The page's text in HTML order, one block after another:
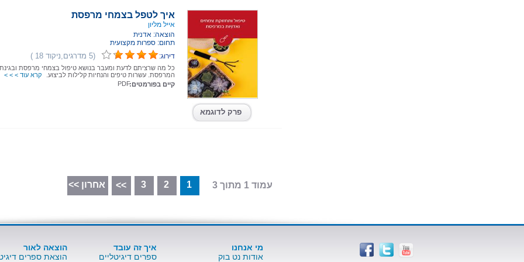
פרק לדוגמא
איך לטפל בצמחי מרפסת
אייל מליון
הוצאה: אדנית
תחום: ספרות מקצועית
דירוג:
(5 מדרגים,ניקוד 18 )
כל מה שרציתם לדעת ומעבר בנושא טיפול בצמחי מרפסת ובגינת
המרפסת. עשרות טיפים והנחיות קלילות לביצוע.
קרא עוד > > >
קיים בפורמטים:PDF
עמוד 1 מתוך 3 1
2
3
>> אחרון >>
מי אנחנו
אודות נט בוק
איך זה עובד
ספרים דיגיטליים
הוצאה לאור
הוצאת ספרים